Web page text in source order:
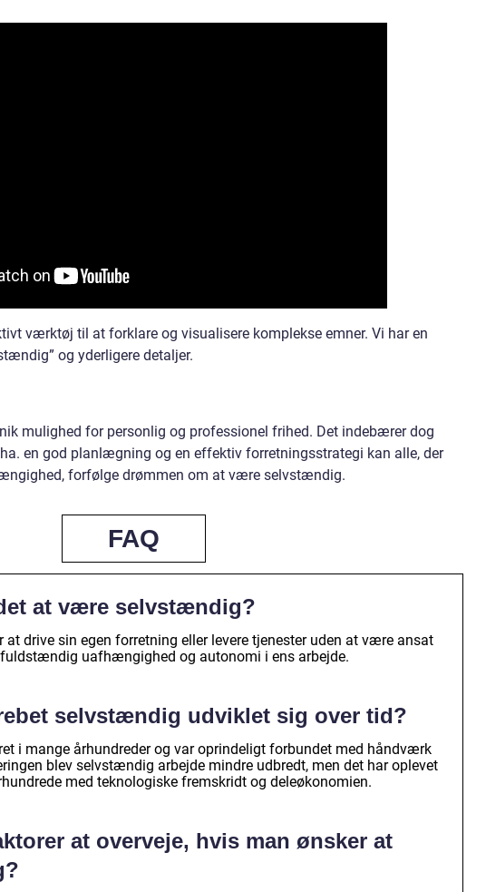
værktøj til at forklare og visualisere komplekse emner. Vi har en
og yderligere detaljer.
mulighed for personlig og professionel frihed. Det indebærer dog
en god planlægning og en effektiv forretningsstrategi kan alle, der
forfølge drømmen om at være selvstændig.
FAQ
at være selvstændig?
drive sin egen forretning eller levere tjenester uden at være ansat
uafhængighed og autonomi i ens arbejde.
selvstændig udviklet sig over tid?
i mange århundreder og var oprindeligt forbundet med håndværk
blev selvstændig arbejde mindre udbredt, men det har oplevet
med teknologiske fremskridt og deleøkonomien.
at overveje, hvis man ønsker at